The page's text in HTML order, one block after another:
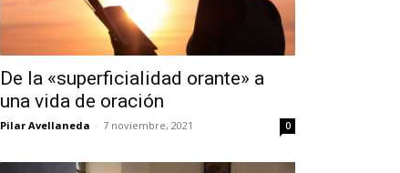
De la «superficialidad orante» a
una vida de oración
Pilar Avellaneda - 7 noviembre, 2021 0